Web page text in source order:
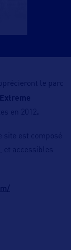
le parc
en 2012.
est composé
et accessibles